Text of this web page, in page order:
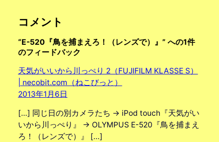
コメント
“E-520『鳥を捕まえろ！（レンズで）』” への1件
のフィードバック
天気がいいから川っぺり 2（FUJIFILM KLASSE S）
| necobit.com（ねこびっと）
2013年1月6日
[…] 同じ日の別カメラたち → iPod touch『天気がい
いから川っぺり』 → OLYMPUS E-520『鳥を捕まえ
ろ！（レンズで）』 […]